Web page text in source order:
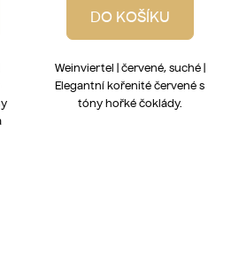
DO KOŠÍKU
Weinviertel | červené, suché |
Elegantní kořenité červené s
tóny hořké čoklády.